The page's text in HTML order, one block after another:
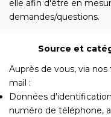
elle afin d'être en
demandes/questions.
Source et
Auprès de vous, via
mail :
Données
numéro de téléphone,